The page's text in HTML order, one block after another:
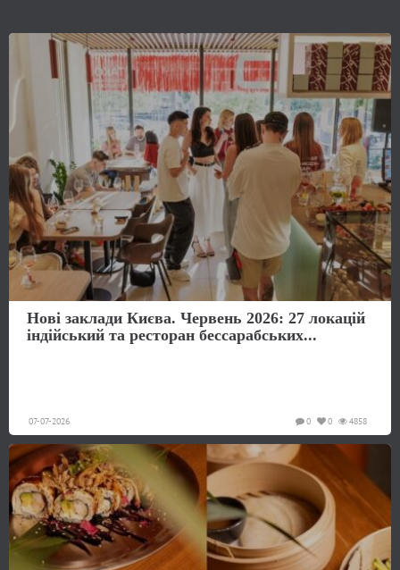
Нові заклади Києва. Червень 2026: 27 локацій
індійський та ресторан бессарабських...
07-07-2026 4858
0
0